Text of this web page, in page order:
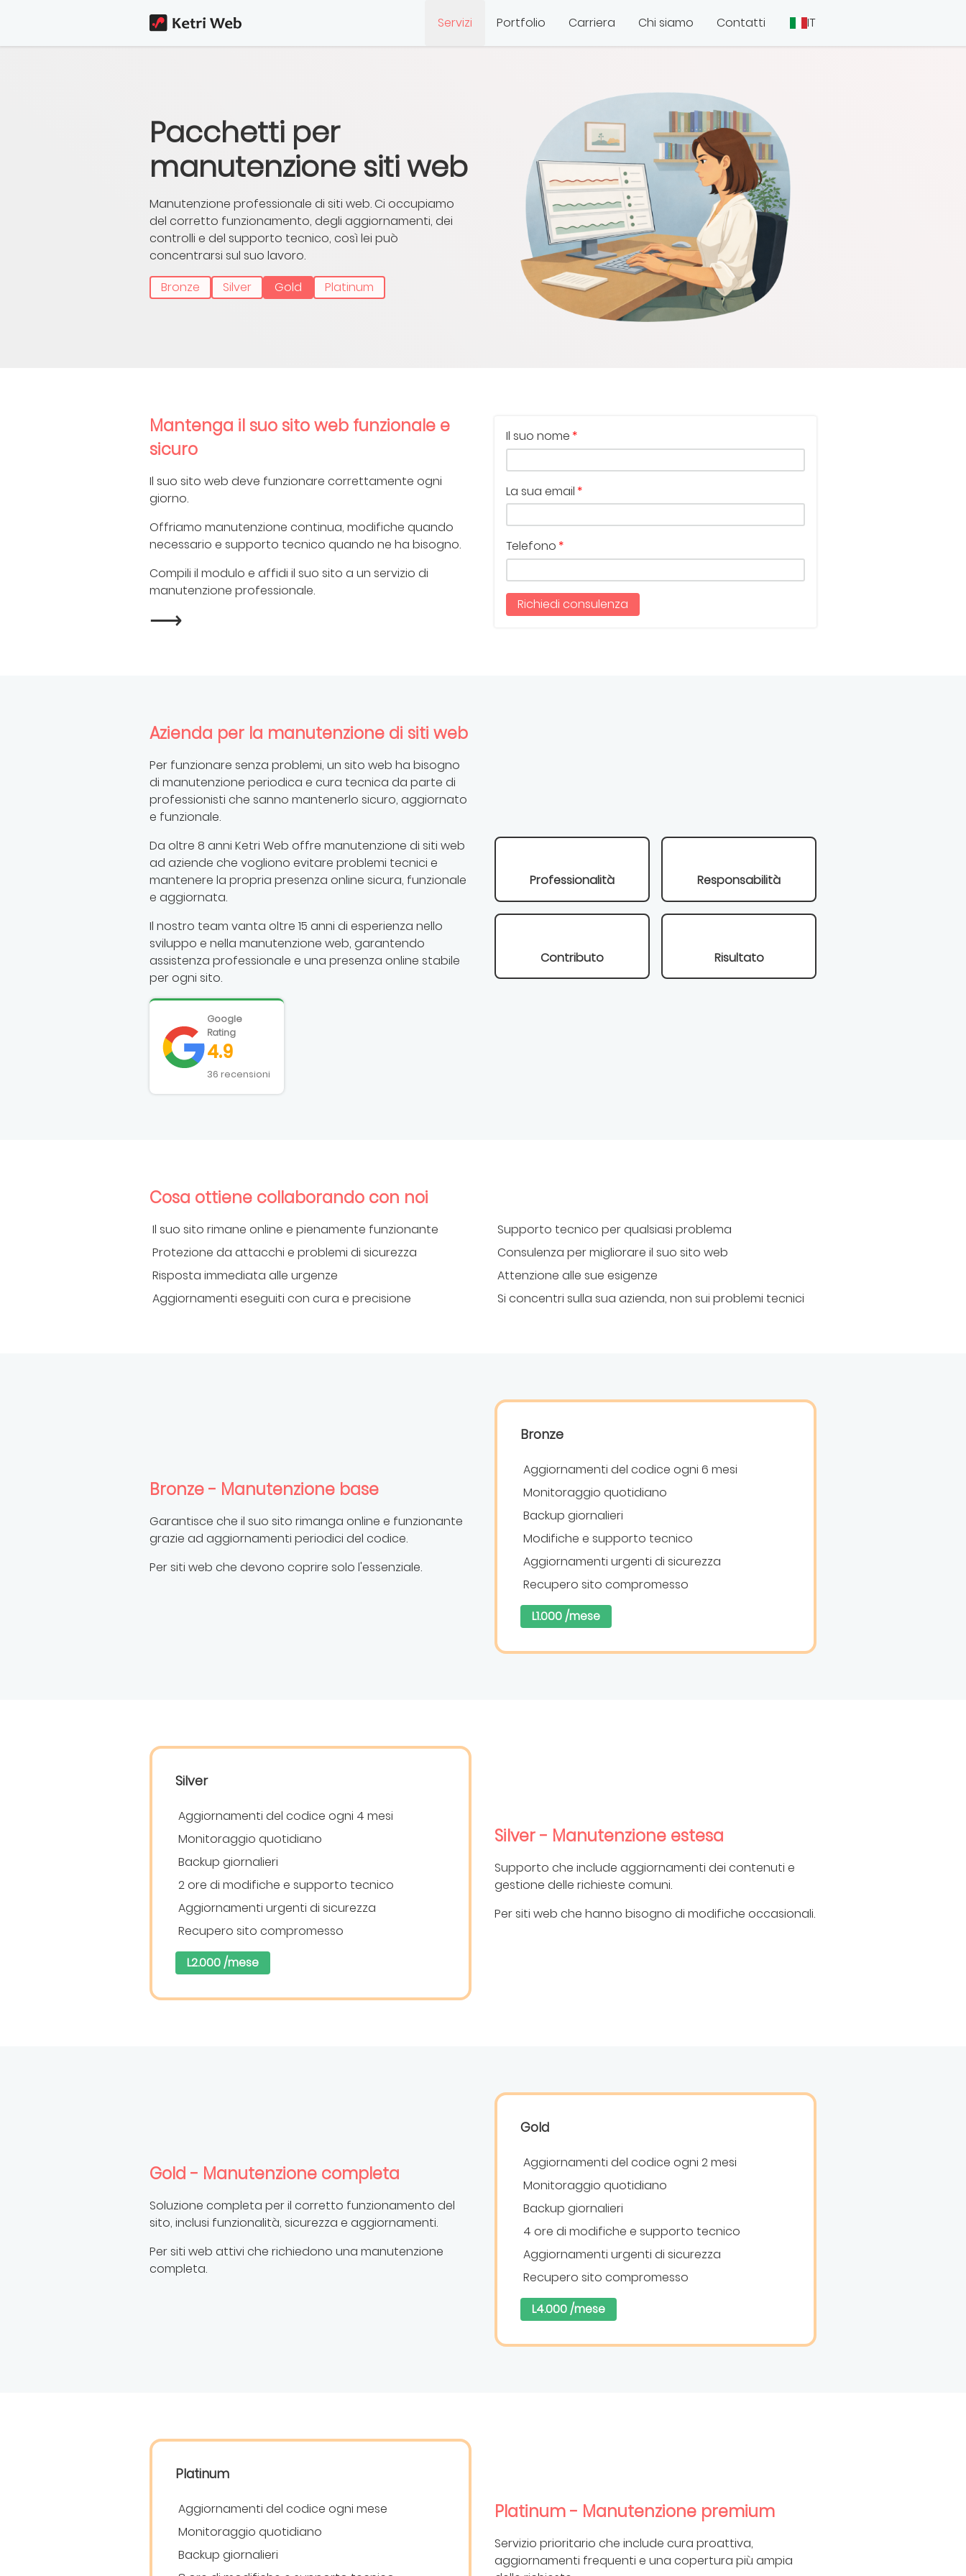
Servizi Portfolio Carriera Chi siamo Contatti IT
Pacchetti per
manutenzione siti web
Manutenzione professionale di siti web. Ci occupiamo
del corretto funzionamento, degli aggiornamenti, dei
controlli e del supporto tecnico, così lei può
concentrarsi sul suo lavoro.
Bronze
Silver Gold Platinum
Mantenga il suo sito web funzionale e
sicuro
Il suo sito web deve funzionare correttamente ogni
giorno.
Offriamo manutenzione continua, modifiche quando
necessario e supporto tecnico quando ne ha bisogno.
Compili il modulo e affidi il suo sito a un servizio di
manutenzione professionale.
⟶
Il suo nome
La sua email
Telefono
Richiedi consulenza
Azienda per la manutenzione di siti web
Per funzionare senza problemi, un sito web ha bisogno
di manutenzione periodica e cura tecnica da parte di
professionisti che sanno mantenerlo sicuro, aggiornato
e funzionale.
Da oltre 8 anni Ketri Web offre manutenzione di siti web
ad aziende che vogliono evitare problemi tecnici e
mantenere la propria presenza online sicura, funzionale
e aggiornata.
Il nostro team vanta oltre 15 anni di esperienza nello
sviluppo e nella manutenzione web, garantendo
assistenza professionale e una presenza online stabile
per ogni sito.
Google
Rating
4.9
36 recensioni
Professionalità Responsabilità
Contributo Risultato
Cosa ottiene collaborando con noi
Il suo sito rimane online e pienamente funzionante
Protezione da attacchi e problemi di sicurezza
Risposta immediata alle urgenze
Aggiornamenti eseguiti con cura e precisione
Supporto tecnico per qualsiasi problema
Consulenza per migliorare il suo sito web
Attenzione alle sue esigenze
Si concentri sulla sua azienda, non sui problemi tecnici
Bronze - Manutenzione base
Garantisce che il suo sito rimanga online e funzionante
grazie ad aggiornamenti periodici del codice.
Per siti web che devono coprire solo l'essenziale.
Bronze
Aggiornamenti del codice ogni 6 mesi
Monitoraggio quotidiano
Backup giornalieri
Modifiche e supporto tecnico
Aggiornamenti urgenti di sicurezza
Recupero sito compromesso
L1.000 /mese
Silver - Manutenzione estesa
Supporto che include aggiornamenti dei contenuti e
gestione delle richieste comuni.
Per siti web che hanno bisogno di modifiche occasionali.
Silver
Aggiornamenti del codice ogni 4 mesi
Monitoraggio quotidiano
Backup giornalieri
2 ore di modifiche e supporto tecnico
Aggiornamenti urgenti di sicurezza
Recupero sito compromesso
L2.000 /mese
Gold - Manutenzione completa
Soluzione completa per il corretto funzionamento del
sito, inclusi funzionalità, sicurezza e aggiornamenti.
Per siti web attivi che richiedono una manutenzione
completa.
Gold
Aggiornamenti del codice ogni 2 mesi
Monitoraggio quotidiano
Backup giornalieri
4 ore di modifiche e supporto tecnico
Aggiornamenti urgenti di sicurezza
Recupero sito compromesso
L4.000 /mese
Platinum - Manutenzione premium
Servizio prioritario che include cura proattiva,
aggiornamenti frequenti e una copertura più ampia
Platinum
Aggiornamenti del codice ogni mese
Monitoraggio quotidiano
Backup giornalieri